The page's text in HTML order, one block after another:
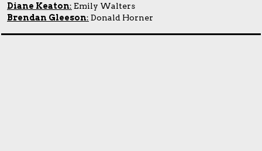
Diane Keaton: Emily Walters
Brendan Gleeson: Donald Horner